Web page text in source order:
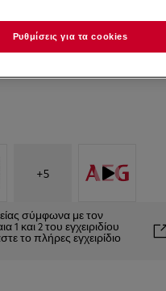
+5
σύμφωνα με τον
και 2 του εγχειριδίου
το πλήρες εγχειρίδιο
Ρυθμίσεις για τα cookies